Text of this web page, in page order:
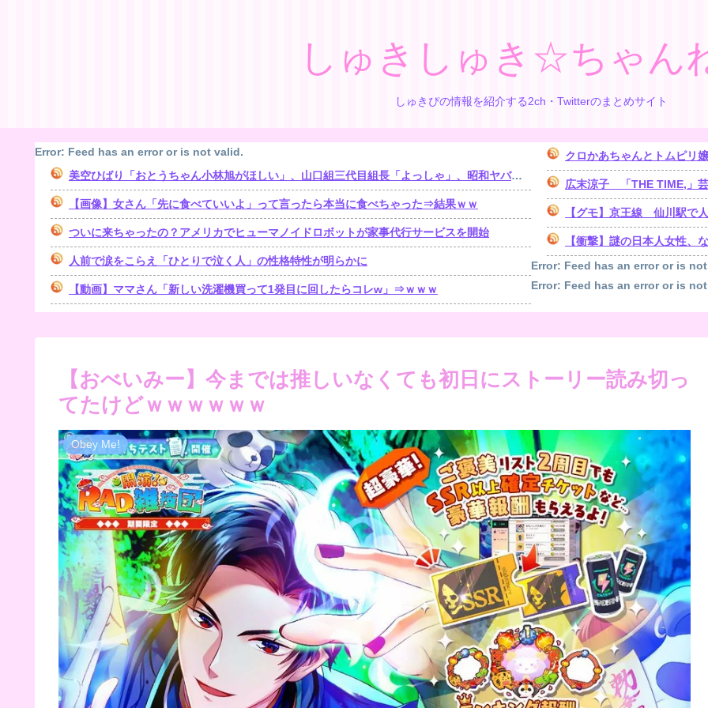
しゅきしゅき☆ちゃん
しゅきぴの情報を紹介する2ch・Twitterのまとめサイト
Error: Feed has an error or is not valid.
美空ひばり「おとうちゃん小林旭がほしい」、山口組三代目組長「よっしゃ」、昭和ヤバすぎ⇒！！！
【画像】女さん「先に食べていいよ」って言ったら本当に食べちゃった⇒結果ｗｗ
ついに来ちゃったの？アメリカでヒューマノイドロボットが家事代行サービスを開始
人前で涙をこらえ「ひとりで泣く人」の性格特性が明らかに
【動画】ママさん「新しい洗濯機買って1発目に回したらコレw」⇒ｗｗｗ
クロかあちゃんとトムピリ
広末涼子 「THE TIME,」芸能活
【グモ】京王線 仙川駅で
【衝撃】謎の日本人女性、
Error: Feed has an error or is
Error: Feed has an error or is
【おべいみー】今までは推しいなくても初日にストーリー読み切っ
てたけどｗｗｗｗｗｗ
Obey Me!